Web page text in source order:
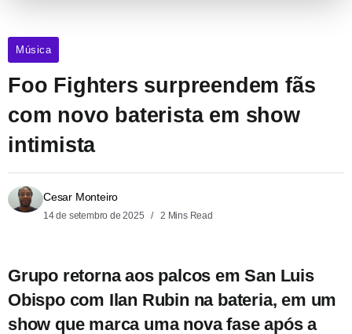
Música
Foo Fighters surpreendem fãs
com novo baterista em show
intimista
Cesar Monteiro
14 de setembro de 2025 2 Mins Read
Grupo retorna aos palcos em San Luis
Obispo com Ilan Rubin na bateria, em um
show que marca uma nova fase após a